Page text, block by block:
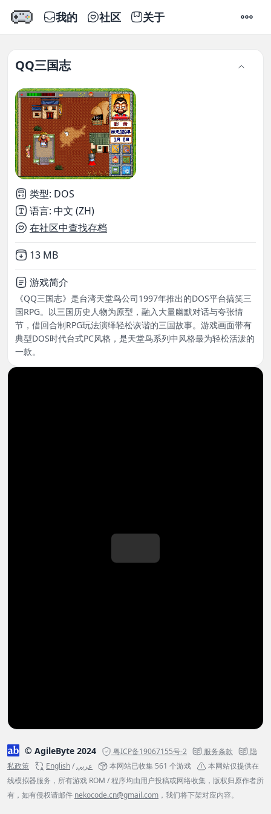
我的 社区 关于 设置
QQ三国志
类型: DOS
语言: 中文 (ZH)
在社区中查找存档
Not downloaded
13 MB
游戏简介
《QQ三国志》是台湾天堂鸟公司1997年推出的DOS平台搞笑三
国RPG。以三国历史人物为原型，融入大量幽默对话与夸张情
节，借回合制RPG玩法演绎轻松诙谐的三国故事。游戏画面带有
典型DOS时代台式PC风格，是天堂鸟系列中风格最为轻松活泼的
一款。
© AgileByte 2024 粤ICP备19067155号-2 服务条款
隐
私政策
English/عربي 本网站已收集 561 个游戏
本网站仅提供在
线模拟器服务，所有游戏 ROM / 程序均由用户投稿或网络收集，版权归原作者所
有，如有侵权请邮件 nekocode.cn@gmail.com ，我们将下架对应内容。